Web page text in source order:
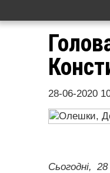
28-06-2020
Сьогодні,